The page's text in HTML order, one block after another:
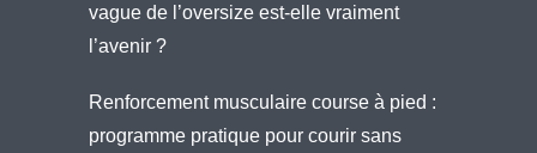
vague de l’oversize est-elle vraiment
l’avenir ?
Renforcement musculaire course à pied :
programme pratique pour courir sans